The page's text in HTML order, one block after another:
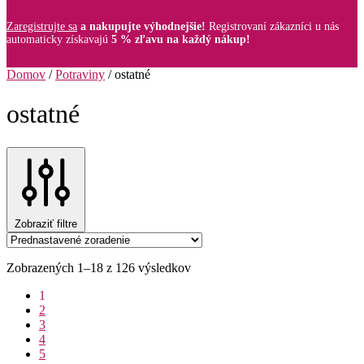
Zaregistrujte sa a nakupujte výhodnejšie! Registrovaní zákazníci u nás
automaticky získavajú 5 % zľavu na každý nákup!
Domov /Potraviny /ostatné
ostatné
Zobraziť filtre
Zobrazených 1–18 z 126 výsledkov
1
2
3
4
5